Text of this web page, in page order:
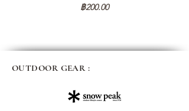
ราคา
฿200.00
OUTDOOR GEAR :